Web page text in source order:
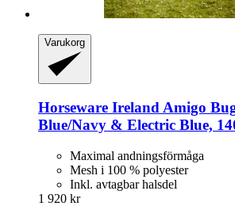
Varukorg
Horseware Ireland Amigo
Blue/Navy & Electric Blue,
Maximal andningsförmåga
Mesh i 100 % polyester
Inkl. avtagbar halsdel
1 920 kr